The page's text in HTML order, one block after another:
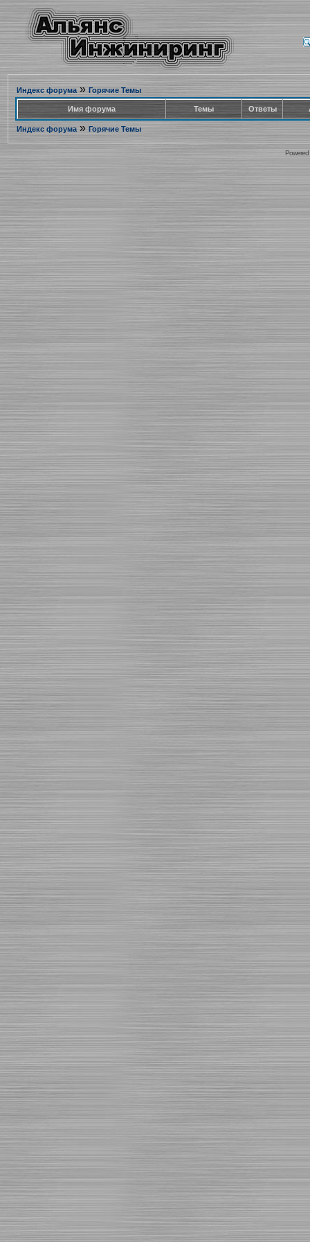
Индекс форума» Горячие Темы
Имя форума Темы Ответы
Индекс форума» Горячие Темы